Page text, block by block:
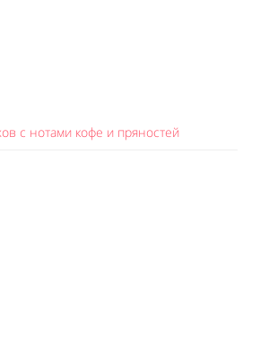
с нотами кофе и пряностей